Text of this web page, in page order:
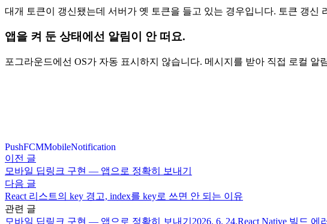
대개 토큰이 갱신됐는데 서버가 옛 토큰을 들고 있는 경우입니다. 토큰 갱
앱을 켜 둔 상태에선 알림이 안 떠요.
포그라운드에선 OS가 자동 표시하지 않습니다. 메시지를 받아 직접 로컬 알
PushFCMMobileNotification
이전 글
모바일 딥링크 구현 — 앱으로 정확히 보내기
다음 글
React 리스트의 key 경고, index를 key로 쓰면 안 되는 이유
관련 글
모바일 딥링크 구현 — 앱으로 정확히 보내기 2026. 6. 24.React Native 빌드 에